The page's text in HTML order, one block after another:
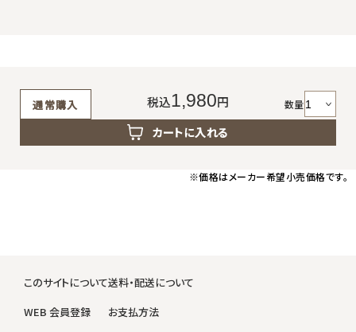
通常購入 税込1,980円 数量
カートに入れる
※価格はメーカー希望小売価格です。
このサイトについて
WEB 会員登録
送料・配送について
お支払方法